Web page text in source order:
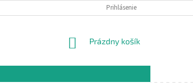
VZORKOVÁ PREDAJŇA
Prihlásenie
NÁKUPNÝ
Prázdny košík